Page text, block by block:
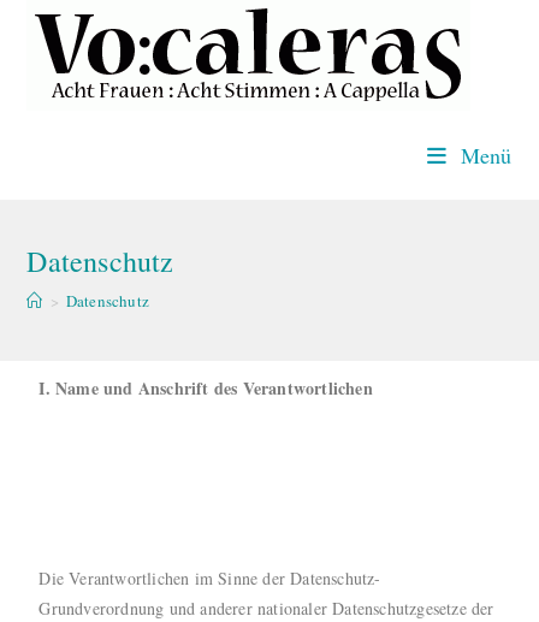
Menü
Datenschutz
> Datenschutz
I. Name und Anschrift des Verantwortlichen
Die Verantwortlichen im Sinne der Datenschutz-
Grundverordnung und anderer nationaler Datenschutzgesetze der